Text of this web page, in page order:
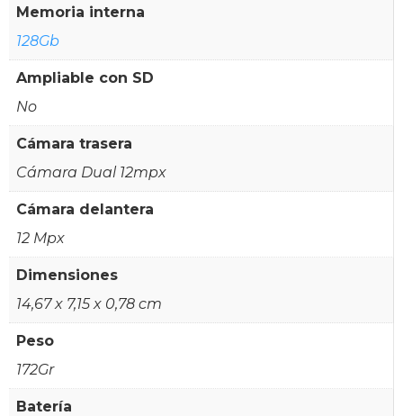
Memoria interna
128Gb
Ampliable con SD
No
Cámara trasera
Cámara Dual 12mpx
Cámara delantera
12 Mpx
Dimensiones
14,67 x 7,15 x 0,78 cm
Peso
172Gr
Batería